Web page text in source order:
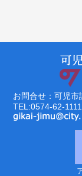
お問合せ：可児市
TEL:0574-62-